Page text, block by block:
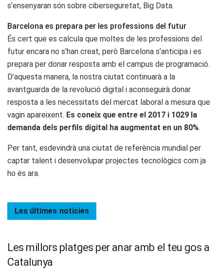
s’ensenyaran són sobre ciberseguretat, Big Data.
Barcelona es prepara per les professions del futur
És cert que es calcula que moltes de les professions del
futur encara no s’han creat, però Barcelona s’anticipa i es
prepara per donar resposta amb el campus de programació.
D’aquesta manera, la nostra ciutat continuarà a la
avantguarda de la revolució digital i aconseguirà donar
resposta a les necessitats del mercat laboral a mesura que
vagin apareixent. Es coneix que entre el 2017 i 1029 la
demanda dels perfils digital ha augmentat en un 80%.
Per tant, esdevindrà una ciutat de referència mundial per
captar talent i desenvolupar projectes tecnològics com ja
ho és ara.
Les últimes notícies
Les millors platges per anar amb el teu gos a
Catalunya